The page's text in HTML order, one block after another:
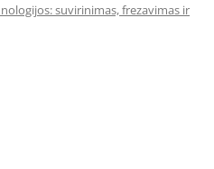
suvirinimas, frezavimas ir